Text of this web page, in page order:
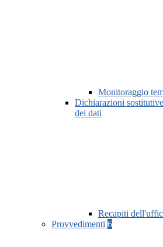
Monitoraggio
Dichiarazioni
dei dati
Recapiti
Provvedimenti 6